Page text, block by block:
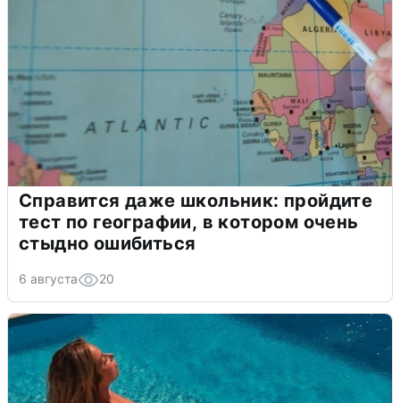
Справится даже школьник: пройдите
тест по географии, в котором очень
стыдно ошибиться
6 августа 20